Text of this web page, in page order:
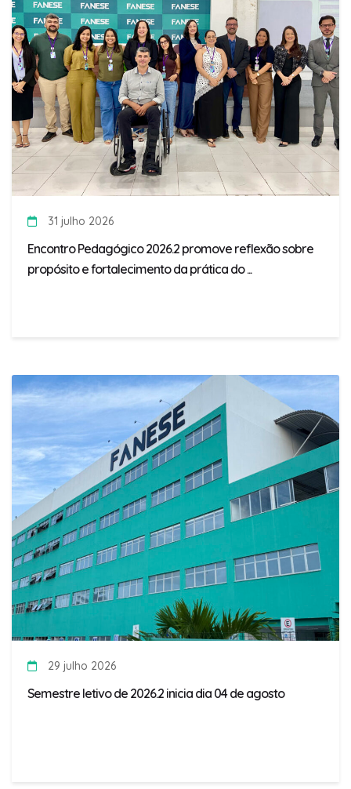
31 julho 2026
Encontro Pedagógico 2026.2 promove reflexão sobre
propósito e fortalecimento da prática do ...
29 julho 2026
Semestre letivo de 2026.2 inicia dia 04 de agosto